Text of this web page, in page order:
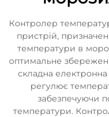
Контролер
пристрій,
температури в
оптимальне
складна
регулює
забезпечуючи
температури.